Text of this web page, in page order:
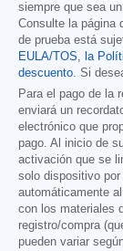
siempre que sea
Consulte la página
de prueba está
EULA/TOS, la
descuento. Si
Para el pago de la
enviará un
electrónico que
pago. Al inicio de
activación que se
solo dispositivo
automáticamente
con los materiales
registro/compra
pueden variar